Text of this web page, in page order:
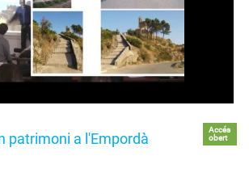
patrimoni a l'Empordà
Accés
obert